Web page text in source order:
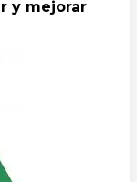
y mejorar